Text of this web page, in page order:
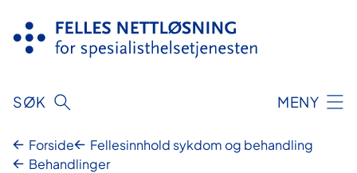
innhold
SØK MENY
Forside
Fellesinnhold sykdom og behandling
Behandlinger